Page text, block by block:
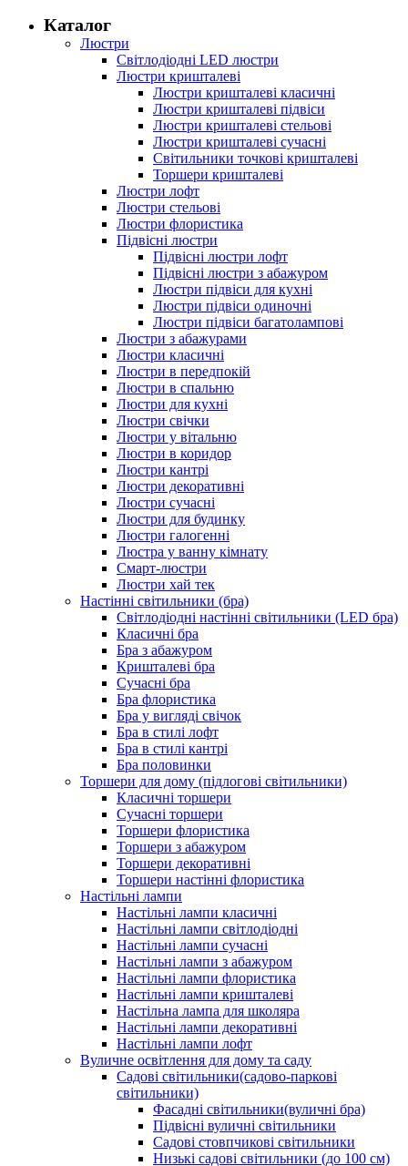
Каталог
Люстри
Світлодіодні LED люстри
Люстри кришталеві
Люстри кришталеві класичні
Люстри кришталеві підвіси
Люстри кришталеві стельові
Люстри кришталеві сучасні
Світильники точкові кришталеві
Торшери кришталеві
Люстри лофт
Люстри стельові
Люстри флористика
Підвісні люстри
Підвісні люстри лофт
Підвісні люстри з абажуром
Люстри підвіси для кухні
Люстри підвіси одиночні
Люстри підвіси багатолампові
Люстри з абажурами
Люстри класичні
Люстри в передпокій
Люстри в спальню
Люстри для кухні
Люстри свічки
Люстри у вітальню
Люстри в коридор
Люстри кантрі
Люстри декоративні
Люстри сучасні
Люстри для будинку
Люстри галогенні
Люстра у ванну кімнату
Смарт-люстри
Люстри хай тек
Настінні світильники (бра)
Світлодіодні настінні світильники (LED бра)
Класичні бра
Бра з абажуром
Кришталеві бра
Сучасні бра
Бра флористика
Бра у вигляді свічок
Бра в стилі лофт
Бра в стилі кантрі
Бра половинки
Торшери для дому (підлогові світильники)
Класичні торшери
Сучасні торшери
Торшери флористика
Торшери з абажуром
Торшери декоративні
Торшери настінні флористика
Настільні лампи
Настільні лампи класичні
Настільні лампи світлодіодні
Настільні лампи сучасні
Настільні лампи з абажуром
Настільні лампи флористика
Настільні лампи кришталеві
Настільна лампа для школяра
Настільні лампи декоративні
Настільні лампи лофт
Вуличне освітлення для дому та саду
Садові світильники(садово-паркові
світильники)
Фасадні світильники(вуличні бра)
Підвісні вуличні світильники
Садові стовпчикові світильники
Низькі садові світильники (до 100 см)